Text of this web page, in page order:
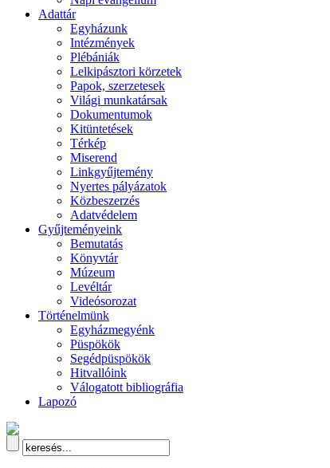
Adattár
Egyházunk
Intézmények
Plébániák
Lelkipásztori körzetek
Papok, szerzetesek
Világi munkatársak
Dokumentumok
Kitüntetések
Térkép
Miserend
Linkgyűjtemény
Nyertes pályázatok
Közbeszerzés
Adatvédelem
Gyűjteményeink
Bemutatás
Könyvtár
Múzeum
Levéltár
Videósorozat
Történelmünk
Egyházmegyénk
Püspökök
Segédpüspökök
Hitvallóink
Válogatott bibliográfia
Lapozó